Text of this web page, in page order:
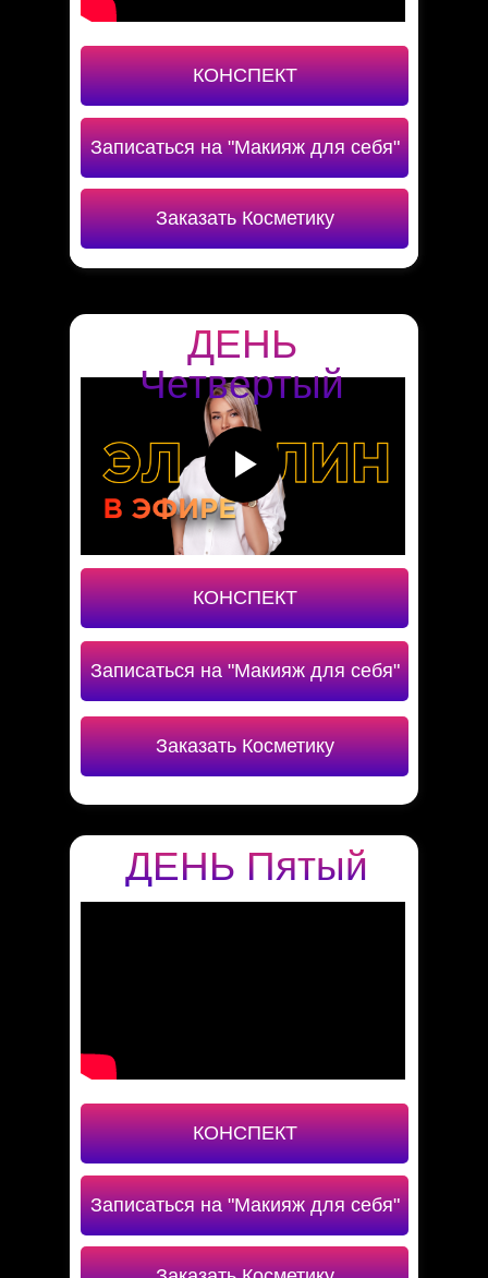
КОНСПЕКТ
Записаться на "Макияж для себя"
Заказать Косметику
КОНСПЕКТ
Записаться на "Макияж для себя"
Заказать Косметику
КОНСПЕКТ
ДЕНЬ
Четвертый
Записаться на "Макияж для себя"
Заказать Косметику
ДЕНЬ Пятый
КОНСПЕКТ
Записаться на "Макияж для себя"